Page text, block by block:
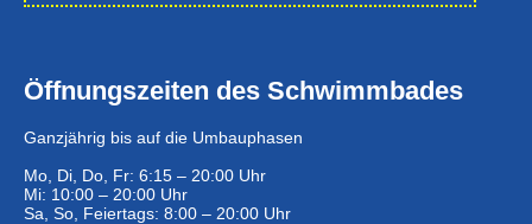
Öffnungszeiten des Schwimmbades
Ganzjährig bis auf die Umbauphasen
Mo, Di, Do, Fr: 6:15 – 20:00 Uhr
Mi: 10:00 – 20:00 Uhr
Sa, So, Feiertags: 8:00 – 20:00 Uhr